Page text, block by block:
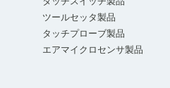
ツールセッタ製品
タッチプローブ製品
エアマイクロセンサ製品